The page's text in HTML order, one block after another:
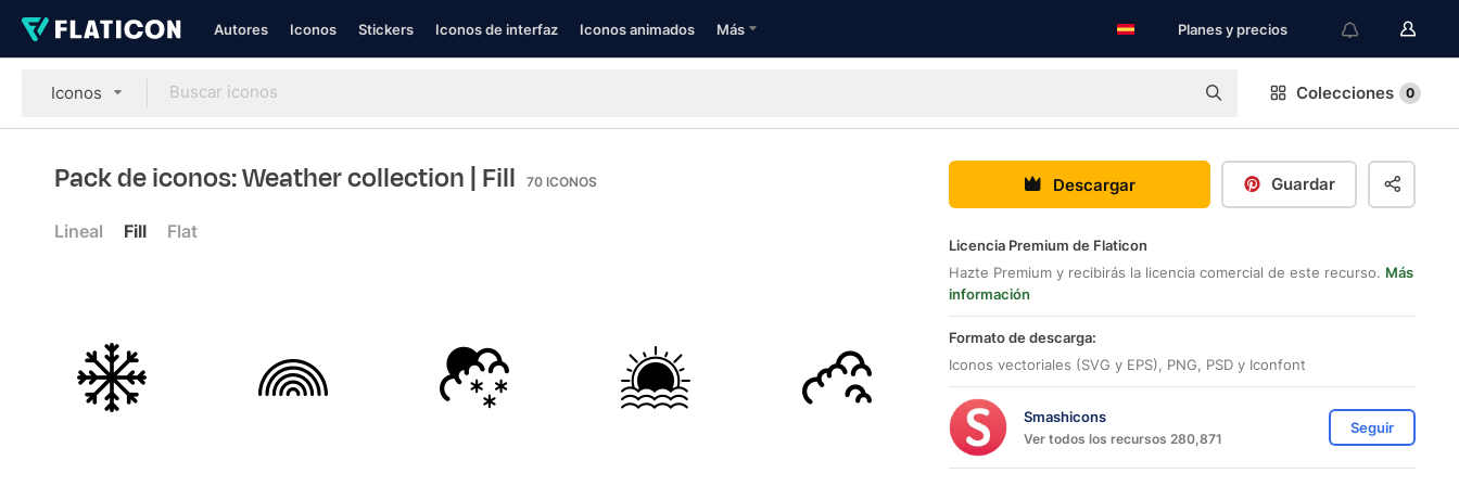
Autores Iconos Stickers Iconos de interfaz Iconos animados Más Planes y precios
Iconos Colecciones 0
Pack de iconos: Weather collection | Fill 70 ICONOS
Lineal Fill Flat
Descargar Guardar
Licencia Premium de Flaticon
Hazte Premium y recibirás la licencia comercial de este recurso. Más
información
Formato de descarga:
Iconos vectoriales (SVG y EPS), PNG, PSD y Iconfont
Smashicons
Ver todos los recursos 280,871
Seguir